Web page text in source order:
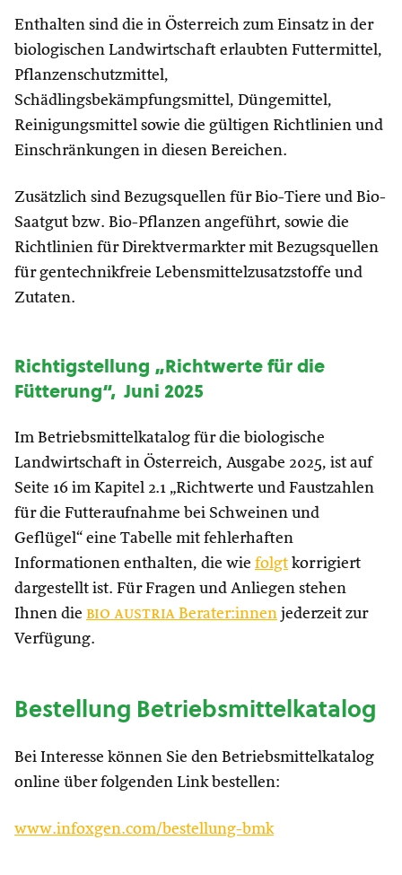
Enthalten sind die in Österreich zum Einsatz in der
biologischen Landwirtschaft erlaubten Futtermittel,
Pflanzenschutzmittel,
Schädlingsbekämpfungsmittel, Düngemittel,
Reinigungsmittel sowie die gültigen Richtlinien und
Einschränkungen in diesen Bereichen.
Zusätzlich sind Bezugsquellen für Bio-Tiere und Bio-
Saatgut bzw. Bio-Pflanzen angeführt, sowie die
Richtlinien für Direktvermarkter mit Bezugsquellen
für gentechnikfreie Lebensmittelzusatzstoffe und
Zutaten.
Richtigstellung „Richtwerte für die
Fütterung“, Juni 2025
Im Betriebsmittelkatalog für die biologische
Landwirtschaft in Österreich, Ausgabe 2025, ist auf
Seite 16 im Kapitel 2.1 „Richtwerte und Faustzahlen
für die Futteraufnahme bei Schweinen und
Geflügel“ eine Tabelle mit fehlerhaften
Informationen enthalten, die wie folgt korrigiert
dargestellt ist. Für Fragen und Anliegen stehen
Ihnen die bio austria Berater:innen jederzeit zur
Verfügung.
Bestellung Betriebsmittelkatalog
Bei Interesse können Sie den Betriebsmittelkatalog
online über folgenden Link bestellen:
www.infoxgen.com/bestellung-bmk